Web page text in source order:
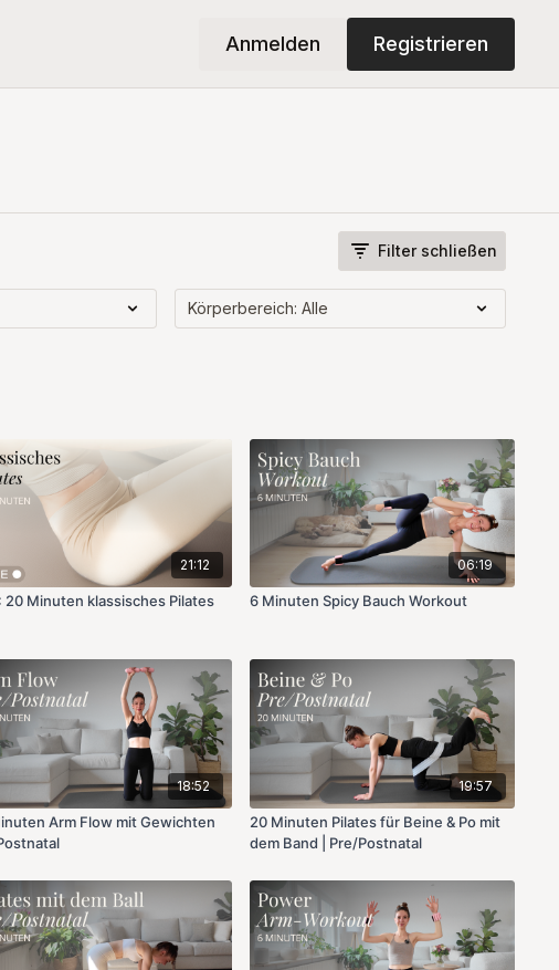
Anmelden Registrieren
Filter schließen
21:12
20 Minuten klassisches Pilates
06:19
6 Minuten Spicy Bauch Workout
18:52
Arm Flow mit Gewichten
19:57
20 Minuten Pilates für Beine & Po mit
dem Band | Pre/Postnatal